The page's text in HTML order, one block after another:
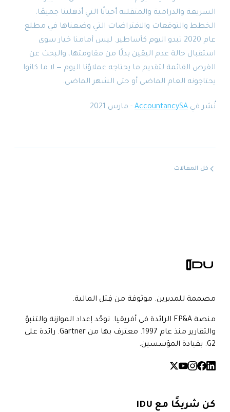
السريعة والدرامية والمتقلبة أحيانًا التي أذهلتنا جميعًا.
الخطط والتوقعات والافتراضات التي وضعناها في مطلع
عام 2020 تبدو اليوم كأساطير. ليس أمامنا خيار سوى
استقبال حالة عدم اليقين بدلًا من مقاومتها، والبحث عن
الفرص القائمة لتقديم ما يحتاجه عملاؤنا اليوم — لا ما كانوا
يحتاجونه العام الماضي أو حتى الشهر الماضي.
نُشر في AccountancySA - مارس 2021
كل المقالات
مصممة للمديرين. موثوقة من قِبَل المالية.
منصة FP&A الرائدة في أفريقيا. توحّد إعداد الموازنة والتنبؤ
والتقارير منذ عام 1997. معترف بها من Gartner. رائدة على
G2. بقيادة المؤسسين.
كن شريكًا مع IDU